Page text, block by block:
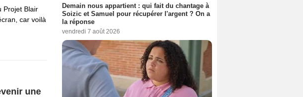
Projet Blair
car voilà
une
Demain nous appartient : qui fait du chantage à
Soizic et Samuel pour récupérer l'argent ? On a
la réponse
vendredi 7 août 2026